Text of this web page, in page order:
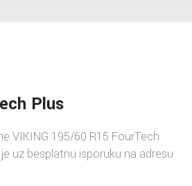
Plus
VIKING 195/60 R15 FourTech
uz besplatnu isporuku na adresu